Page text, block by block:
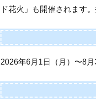
ド花火」も開催されます
2026年6月1日（月）〜8月